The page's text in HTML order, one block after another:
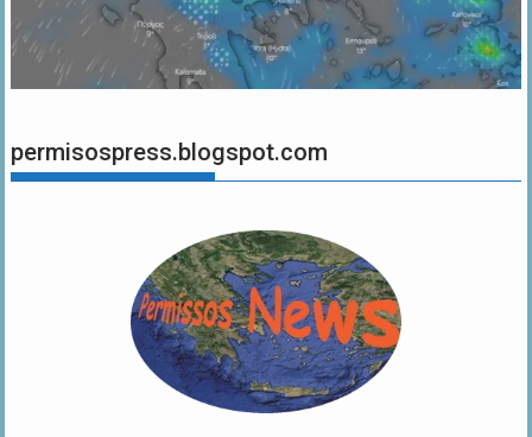
permisospress.blogspot.com